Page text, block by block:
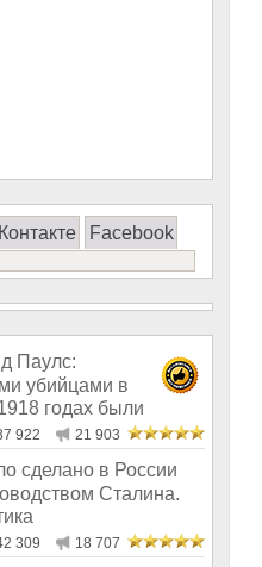
Facebook
Паулс:
убийцами в
годах были
и евреи, а не русс
922 21 903
сделано в России
Сталина.
309 18 707